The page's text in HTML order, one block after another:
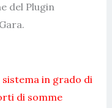
del Plugin
in grado di
di somme